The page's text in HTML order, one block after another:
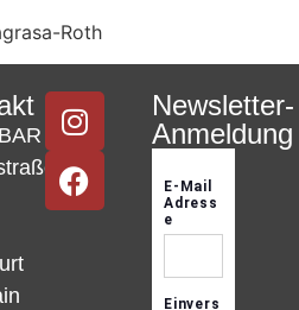
Roth
Newsletter-
Anmeldung